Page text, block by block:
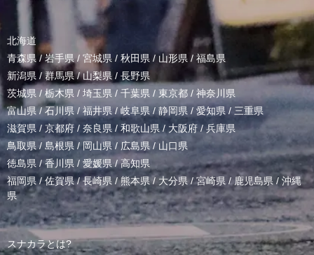
北海道
青森県 / 岩手県/ 宮城県 / 秋田県 / 山形県/ 福島県
新潟県 /群馬県/山梨県 / 長野県
茨城県 / 栃木県 / 埼玉県 / 千葉県 / 東京都 / 神奈川県
富山県 /石川県/福井県/岐阜県 / 静岡県 / 愛知県 / 三重県
滋賀県 / 京都府 / 奈良県 / 和歌山県/ 大阪府 /兵庫県
鳥取県/ 島根県 /岡山県/ 広島県 / 山口県
徳島県 /香川県 / 愛媛県/高知県
福岡県/佐賀県/長崎県 /熊本県/ 大分県/宮崎県 /鹿児島県 / 沖縄
県
スナカラとは?